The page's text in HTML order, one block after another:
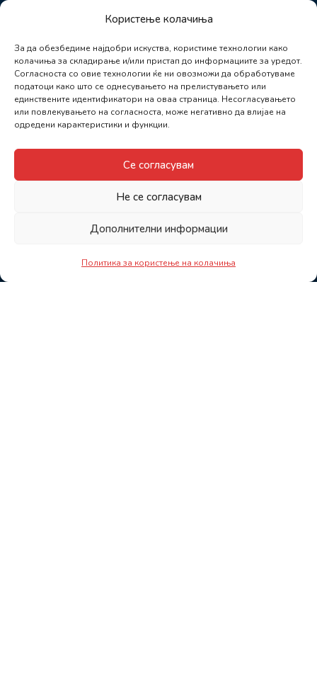
Користење колачиња
За да обезбедиме најдобри искуства, користиме технологии како
колачиња за складирање и/или пристап до информациите за уредот.
Согласноста со овие технологии ќе ни овозможи да обработуваме
податоци како што се однесувањето на прелистувањето или
единствените идентификатори на оваа страница. Несогласувањето
или повлекувањето на согласноста, може негативно да влијае на
одредени карактеристики и функции.
Се согласувам
Не се согласувам
Дополнителни информации
Политика за користење на колачиња